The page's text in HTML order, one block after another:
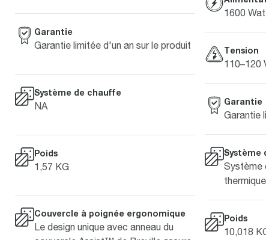
Garantie
Garantie limitée d'un an sur le produit
Système de chauffe
NA
Poids
1,57 KG
Couvercle à poignée ergonomique
Le design unique avec anneau du
1600
Tension
110–120
Garantie
Garantie
Système
Système
thermique
Poids
10,018 KG